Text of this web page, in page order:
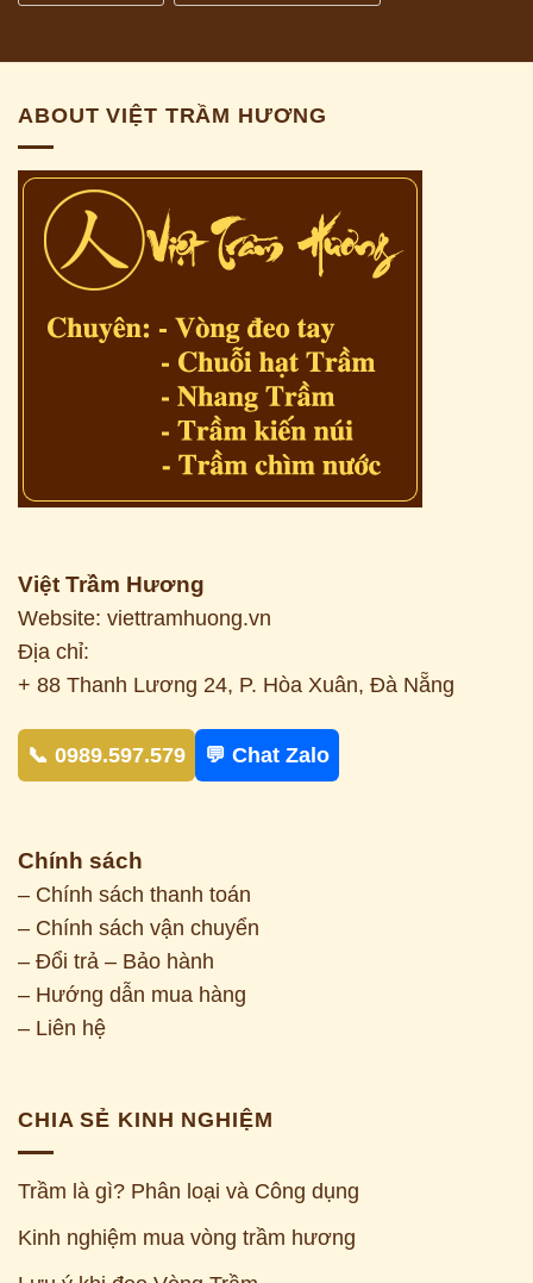
ABOUT VIỆT TRẦM HƯƠNG
Việt Trầm Hương
Website: viettramhuong.vn
Địa chỉ:
+ 88 Thanh Lương 24, P. Hòa Xuân, Đà Nẵng
📞 0989.597.579 💬 Chat Zalo
Chính sách
– Chính sách thanh toán
– Chính sách vận chuyển
– Đổi trả – Bảo hành
– Hướng dẫn mua hàng
– Liên hệ
CHIA SẺ KINH NGHIỆM
Trầm là gì? Phân loại và Công dụng
Kinh nghiệm mua vòng trầm hương